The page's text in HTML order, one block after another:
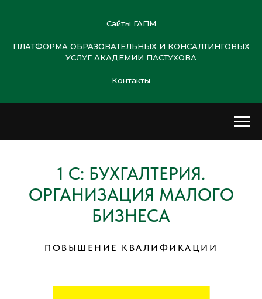
Сайты ГАПМ
ПЛАТФОРМА ОБРАЗОВАТЕЛЬНЫХ И КОНСАЛТИНГОВЫХ
УСЛУГ АКАДЕМИИ ПАСТУХОВА
Контакты
1 С: БУХГАЛТЕРИЯ.
ОРГАНИЗАЦИЯ МАЛОГО
БИЗНЕСА
ПОВЫШЕНИЕ КВАЛИФИКАЦИИ